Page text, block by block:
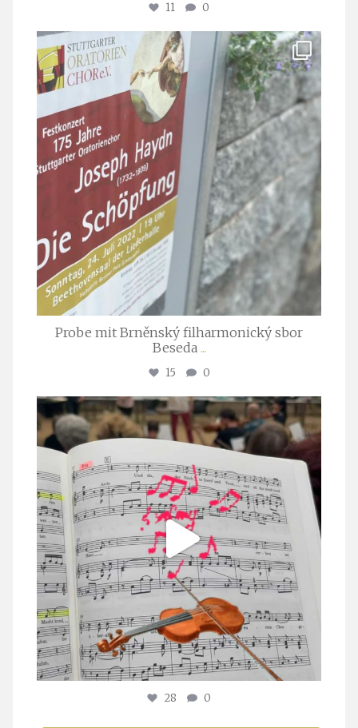
11 0
stuttgarter_oratorienchor
Juli 23
Probe mit Brněnský filharmonický sbor
Beseda ...
15 0
stuttgarter_oratorienchor
Juli 23
28 0